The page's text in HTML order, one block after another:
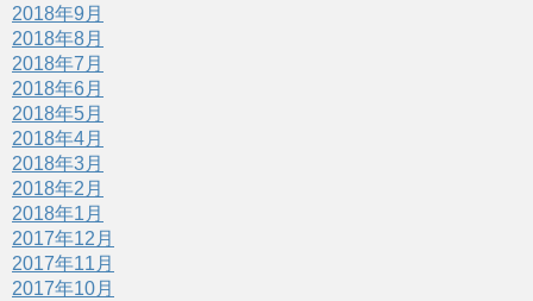
2018年9月
2018年8月
2018年7月
2018年6月
2018年5月
2018年4月
2018年3月
2018年2月
2018年1月
2017年12月
2017年11月
2017年10月